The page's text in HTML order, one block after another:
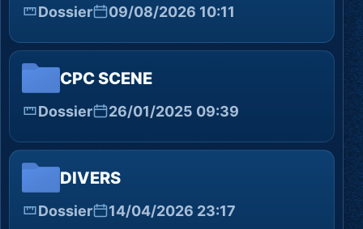
Dossier 09/08/2026 10:11
CPC SCENE
Dossier 26/01/2025 09:39
DIVERS
Dossier 14/04/2026 23:17